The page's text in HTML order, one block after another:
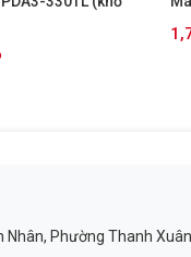
Nhân, Phường Thanh